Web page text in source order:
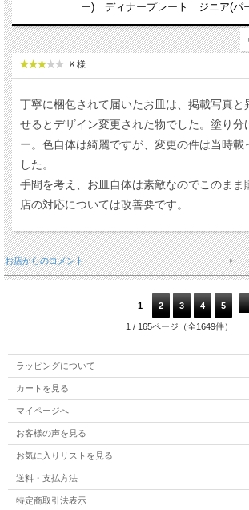
ー) ディナープレート ジニア(パ
Ｋ様
丁寧に梱包されて届いたお皿は、掲載写真と
せるとデザイン変更された物でした。塗り分
ー。色自体は綺麗ですが、変更の件は当時載
した。
手間を考え、お皿自体は素敵なのでこのま
店の対応については改善要です。
お店からのコメント
1 2 3 4 5
1 / 165ページ（全1649件）
ラッピングについて
カートを見る
マイページへ
お客様の声を見る
お気に入りリストを見る
送料・支払方法
特定商取引法表示